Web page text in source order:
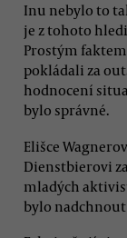
Inu nebylo to
je z tohoto
Prostým
pokládali za
hodnocení
bylo správné.
Elišce
Dienstbierovi
mladých
bylo